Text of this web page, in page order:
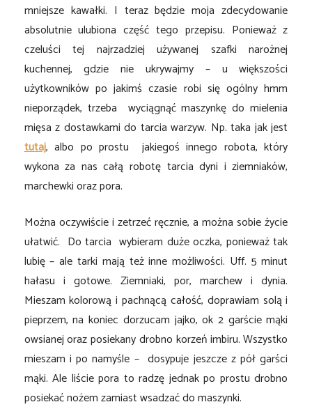
mniejsze kawałki. I teraz będzie moja zdecydowanie
absolutnie ulubiona część tego przepisu. Ponieważ z
czeluści tej najrzadziej używanej szafki narożnej
kuchennej, gdzie nie ukrywajmy – u większości
użytkowników po jakimś czasie robi się ogólny hmm
nieporządek, trzeba wyciągnąć maszynkę do mielenia
mięsa z dostawkami do tarcia warzyw. Np. taka jak jest
tutaj, albo po prostu jakiegoś innego robota, który
wykona za nas całą robotę tarcia dyni i ziemniaków,
marchewki oraz pora.
Można oczywiście i zetrzeć ręcznie, a można sobie życie
ułatwić. Do tarcia wybieram duże oczka, ponieważ tak
lubię – ale tarki mają też inne możliwości. Uff. 5 minut
hałasu i gotowe. Ziemniaki, por, marchew i dynia.
Mieszam kolorową i pachnącą całość, doprawiam solą i
pieprzem, na koniec dorzucam jajko, ok 2 garście mąki
owsianej oraz posiekany drobno korzeń imbiru. Wszystko
mieszam i po namyśle – dosypuje jeszcze z pół garści
mąki. Ale liście pora to radzę jednak po prostu drobno
posiekać nożem zamiast wsadzać do maszynki.